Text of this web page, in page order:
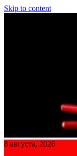
Skip to content
8 августа, 2026